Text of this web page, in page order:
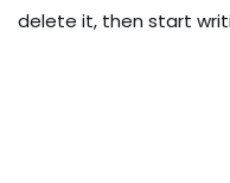
delete it, then start